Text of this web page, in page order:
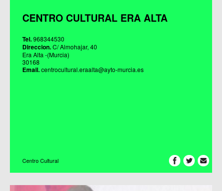
CENTRO CULTURAL ERA ALTA
Tel.968344530
Direccion.C/ Almohajar, 40
Era Alta -(Murcia)
30168
Email.centrocultural.eraalta@ayto-murcia.es
Centro Cultural